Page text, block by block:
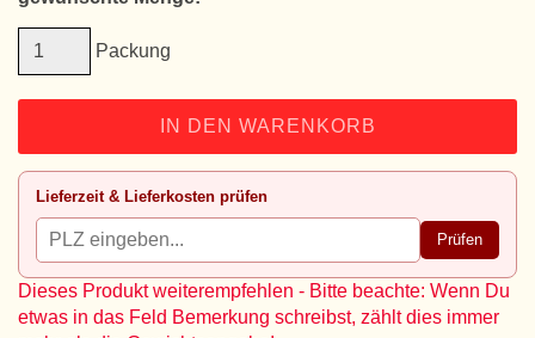
Packung
IN DEN WARENKORB
Lieferzeit & Lieferkosten prüfen
Prüfen
Dieses Produkt weiterempfehlen - Bitte beachte: Wenn Du
etwas in das Feld Bemerkung schreibst, zählt dies immer